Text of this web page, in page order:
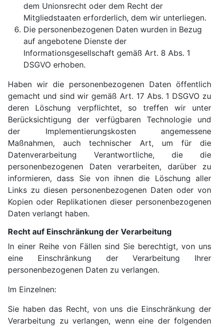
dem Unionsrecht oder dem Recht der
Mitgliedstaaten erforderlich, dem wir unterliegen.
Die personenbezogenen Daten wurden in Bezug
auf angebotene Dienste der
Informationsgesellschaft gemäß Art. 8 Abs. 1
DSGVO erhoben.
Haben wir die personenbezogenen Daten öffentlich
gemacht und sind wir gemäß Art. 17 Abs. 1 DSGVO zu
deren Löschung verpflichtet, so treffen wir unter
Berücksichtigung der verfügbaren Technologie und
der Implementierungskosten angemessene
Maßnahmen, auch technischer Art, um für die
Datenverarbeitung Verantwortliche, die die
personenbezogenen Daten verarbeiten, darüber zu
informieren, dass Sie von ihnen die Löschung aller
Links zu diesen personenbezogenen Daten oder von
Kopien oder Replikationen dieser personenbezogenen
Daten verlangt haben.
Recht auf Einschränkung der Verarbeitung
In einer Reihe von Fällen sind Sie berechtigt, von uns
eine Einschränkung der Verarbeitung Ihrer
personenbezogenen Daten zu verlangen.
Im Einzelnen:
Sie haben das Recht, von uns die Einschränkung der
Verarbeitung zu verlangen, wenn eine der folgenden